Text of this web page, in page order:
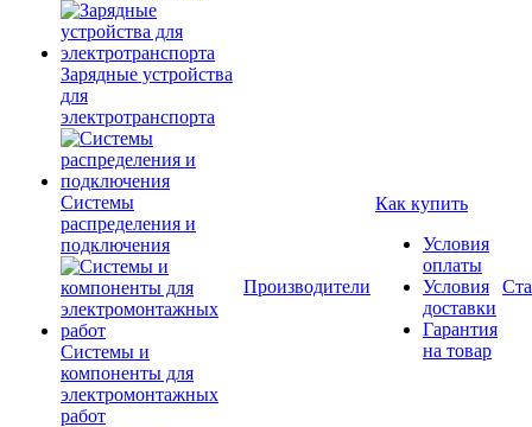
Зарядные устройства
для
электротранспорта
Системы
распределения и
подключения
Системы и
компоненты для
электромонтажных
работ
Производители
Как купить
Условия
оплаты
Условия
доставки
Гарантия
на товар